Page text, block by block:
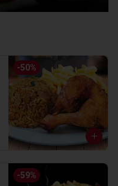
-50%
-59%